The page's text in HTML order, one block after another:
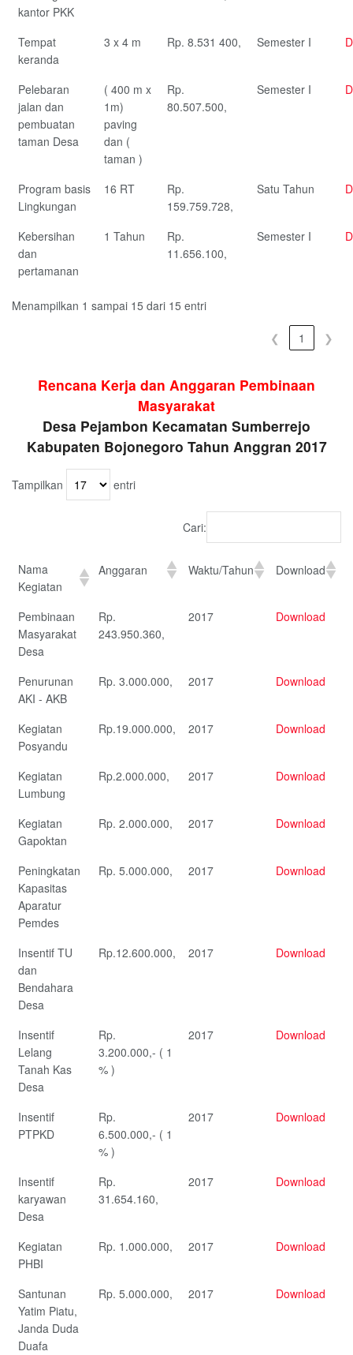
kantor PKK
Tempat
keranda
3 x 4 m Rp. 8.531 400, Semester I
Pelebaran
jalan dan
pembuatan
taman Desa
( 400 m x
1m)
paving
dan (
taman )
Rp.
80.507.500,
Semester I
Program basis
Lingkungan
16 RT
Rp.
159.759.728,
Satu Tahun
Kebersihan
dan
pertamanan
1 Tahun
Rp.
11.656.100,
Semester I
Menampilkan 1 sampai 15 dari 15 entri
❮ 1 ❯
Rencana Kerja dan Anggaran Pembinaan
Masyarakat
Desa Pejambon Kecamatan Sumberrejo
Kabupaten Bojonegoro Tahun Anggran 2017
Tampilkan entri
Cari:
Nama
Kegiatan
Anggaran Waktu/Tahun Download
Pembinaan
Masyarakat
Desa
Rp.
243.950.360,
2017 Download
Penurunan
AKI - AKB
Rp. 3.000.000, 2017 Download
Kegiatan
Posyandu
Rp.19.000.000, 2017 Download
Kegiatan
Lumbung
Rp.2.000.000, 2017 Download
Kegiatan
Gapoktan
Rp. 2.000.000, 2017 Download
Peningkatan
Kapasitas
Aparatur
Pemdes
Rp. 5.000.000, 2017 Download
Insentif TU
dan
Bendahara
Desa
Rp.12.600.000, 2017 Download
Insentif
Lelang
Tanah Kas
Desa
Rp.
3.200.000,- ( 1
% )
2017 Download
Insentif
PTPKD
Rp.
6.500.000,- ( 1
% )
2017 Download
Insentif
karyawan
Desa
Rp.
31.654.160,
2017 Download
Kegiatan
PHBI
Rp. 1.000.000, 2017 Download
Santunan
Yatim Piatu,
Janda Duda
Duafa
Rp. 5.000.000, 2017 Download